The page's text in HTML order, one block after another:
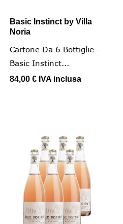
Basic Instinct by Villa
Noria
Cartone Da 6 Bottiglie -
Basic Instinct...
84,00 € IVA inclusa